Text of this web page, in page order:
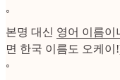
◦
본명 대신 영어 이름이
면 한국 이름도 오케이
◦